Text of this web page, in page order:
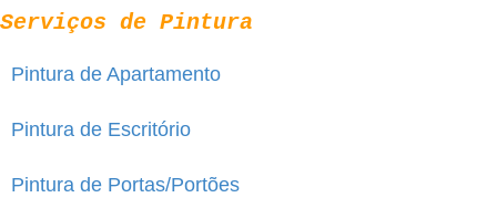
Serviços de Pintura
Pintura de Apartamento
Pintura de Escritório
Pintura de Portas/Portões